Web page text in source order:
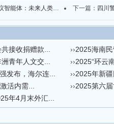
未来人类或管理“数字员工” 下一篇： 四川警
接收捐赠款... ››2025海南
青年人文交... ››2025“环云
发布，海尔连... ››2025年新
活内需... ››2025第六
年4月末外汇...